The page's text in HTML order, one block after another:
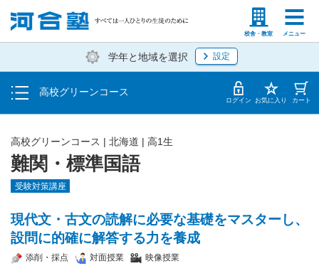
校舎・教室 メニュー
塾生の方 高等学校の先生
学年と地域を選択 設定
高校グリーンコース
学費の仕組み・支払方法
受講開始までの流れ
校舎・教室一覧 ログイン お気に入り カート
高校グリーンコース | 北海道 | 高1生
難関・標準国語
受験対策講座
現代文・古文の読解に必要な基礎をマスターし、
設問に的確に解答する力を養成
添削・採点 対面授業 映像授業